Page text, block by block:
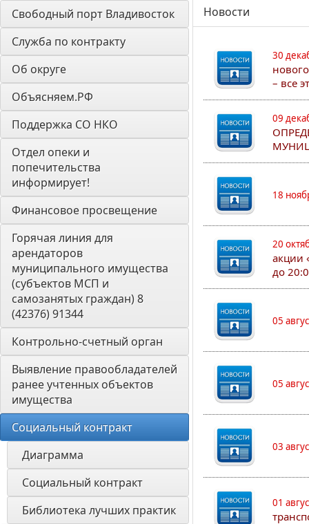
Свободный порт Владивосток
Служба по контракту
Об округе
Объясняем.РФ
Поддержка СО НКО
Отдел опеки и
попечительства
информирует!
Финансовое просвещение
Горячая линия для
арендаторов
муниципального имущества
(субъектов МСП и
самозанятых граждан) 8
(42376) 91344
Контрольно-счетный орган
Выявление правообладателей
ранее учтенных объектов
имущества
Социальный контракт
Диаграмма
Социальный контракт
Библиотека лучших практик
Новости
30
– все
09
18
20
акции
до
05
05
03
01